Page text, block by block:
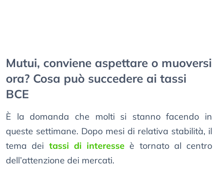
Mutui, conviene aspettare o muoversi
ora? Cosa può succedere ai tassi
BCE
È la domanda che molti si stanno facendo in
queste settimane. Dopo mesi di relativa stabilità, il
tema dei tassi di interesse è tornato al centro
dell’attenzione dei mercati.